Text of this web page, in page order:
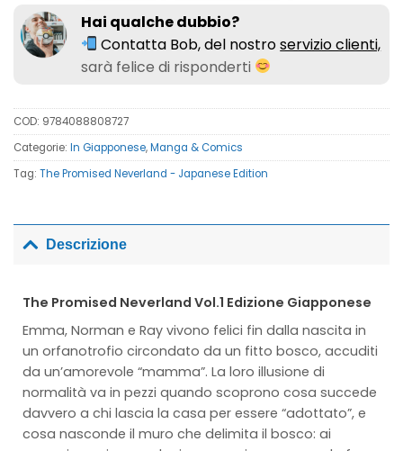
Hai qualche dubbio?
Contatta Bob, del nostroservizio clienti,
sarà felice di risponderti
COD: 9784088808727
Categorie: In Giapponese,Manga & Comics
Tag: The Promised Neverland - Japanese Edition
Descrizione
The Promised Neverland Vol.1 Edizione Giapponese
Emma, Norman e Ray vivono felici fin dalla nascita in
un orfanotrofio circondato da un fitto bosco, accuditi
da un’amorevole “mamma”. La loro illusione di
normalità va in pezzi quando scoprono cosa succede
davvero a chi lascia la casa per essere “adottato”, e
cosa nasconde il muro che delimita il bosco: ai